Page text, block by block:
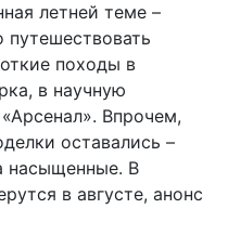
летней теме –
путешествовать
походы в
в научную
Впрочем,
оставались –
насыщенные. В
в августе, анонс